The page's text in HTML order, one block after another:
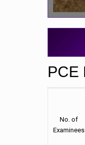
PCE
No. of
Examinees